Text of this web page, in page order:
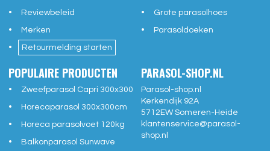
Reviewbeleid
Merken
Retourmelding starten
Grote parasolhoes
Parasoldoeken
POPULAIRE PRODUCTEN
Zweefparasol Capri 300x300
Horecaparasol 300x300cm
Horeca parasolvoet 120kg
Balkonparasol Sunwave
PARASOL-SHOP.NL
Parasol-shop.nl
Kerkendijk 92A
5712EW Someren-Heide
klantenservice@parasol-
shop.nl